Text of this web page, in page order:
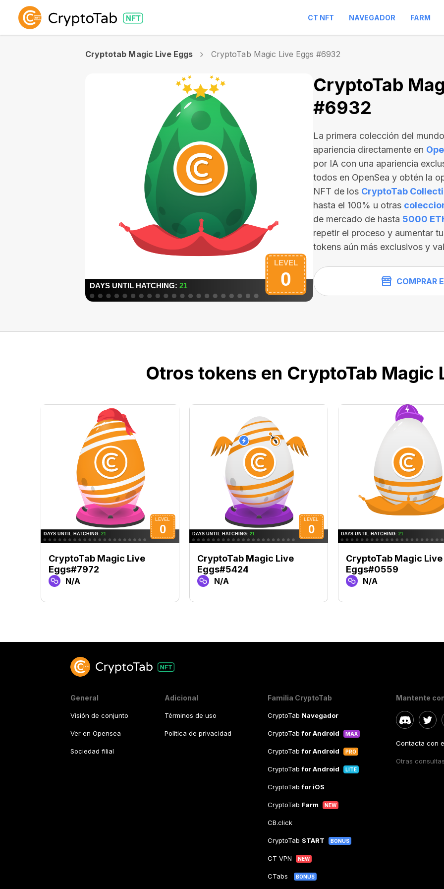
CT NFT NAVEGADOR FARM
Cryptotab Magic Live Eggs CryptoTab Magic Live Eggs #6932
CryptoTab
#6932
La primera colección del
apariencia directamente en
por IA con una apariencia
todos en OpenSea y obtén la
NFT de los CryptoTab
hasta el 100% u otras
de mercado de hasta 5000
repetir el proceso y aumentar
tokens aún más exclusivos y
COMPRAR
Otros tokens en CryptoTab Magic
CryptoTab Magic Live
Eggs#7972
N/A
CryptoTab Magic Live
Eggs#5424
N/A
CryptoTab Magic Live
Eggs#0559
N/A
General
Visión de conjunto
Ver en Opensea
Sociedad filial
Adicional
Términos de uso
Política de privacidad
Familia CryptoTab
CryptoTab Navegador
CryptoTabfor Android MAX
CryptoTabfor Android PRO
CryptoTabfor Android LITE
CryptoTabfor iOS
CryptoTab Farm NEW
CB.click
CryptoTab START BONUS
CT VPN NEW
CTabs BONUS
Mantente
Contacta con
Otras